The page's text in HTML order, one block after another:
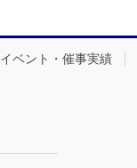
イベント・催事実績